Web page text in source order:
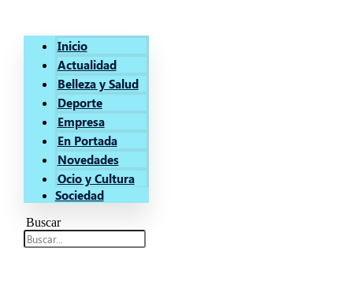
Inicio
Actualidad
Belleza y Salud
Deporte
Empresa
En Portada
Novedades
Ocio y Cultura
Sociedad
Buscar